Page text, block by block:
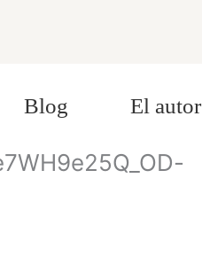
Blog El autor